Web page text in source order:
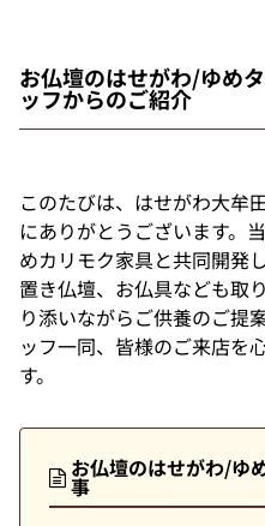
お仏壇のはせがわ/ゆめ
ッフからのご紹介
このたびは、はせがわ大牟
にありがとうございます。
めカリモク家具と共同開発
置き仏壇、お仏具なども取
り添いながらご供養のご提
ッフ一同、皆様のご来店を
す。
お仏壇のはせがわ/ゆ
事